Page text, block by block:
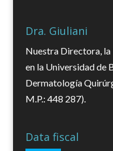
Dra. Giuliani
Nuestra Directora,
en la Universidad de
Dermatología
M.P.: 448 287).
Data fiscal